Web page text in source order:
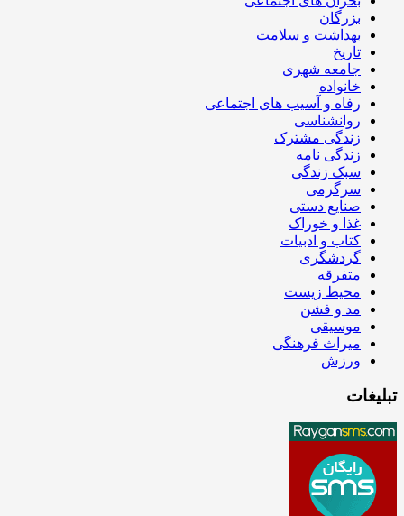
بزرگان
بهداشت و سلامت
تاریخ
جامعه شهری
خانواده
رفاه و آسیب های اجتماعی
روانشناسی
زندگی مشترک
زندگی نامه
سبک زندگی
سرگرمی
صنایع دستی
غذا و خوراک
کتاب و ادبیات
گردشگری
متفرقه
محیط زیست
مد و فشن
موسیقی
میراث فرهنگی
ورزش
تبلیغات